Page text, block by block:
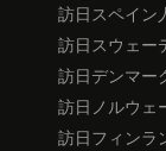
訪日スペイン
訪日スウェー
訪日デンマー
訪日ノルウェ
訪日フィンラ